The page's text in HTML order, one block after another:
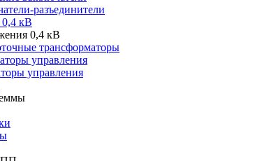
разъединители
кВ
0,4 кВ
трансформаторы
управления
управления